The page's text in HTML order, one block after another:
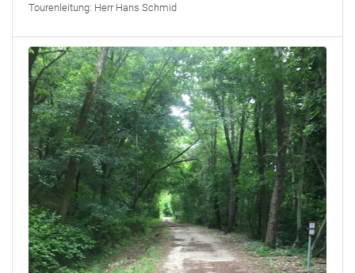
Tourenleitung: Herr Hans Schmid